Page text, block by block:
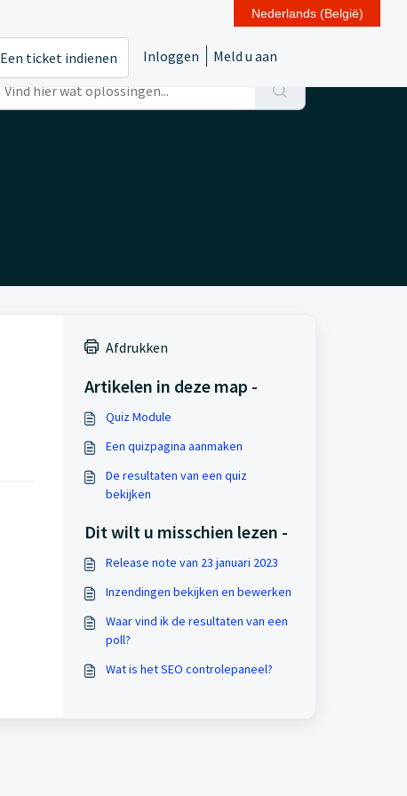
Een ticket indienen Inloggen
Meld u aan
Afdrukken
Artikelen in deze map -
Quiz Module
Een quizpagina aanmaken
De resultaten van een quiz
bekijken
Dit wilt u misschien lezen -
Release note van 23 januari 2023
Inzendingen bekijken en bewerken
Waar vind ik de resultaten van een
poll?
Wat is het SEO controlepaneel?
Nederlands (België)